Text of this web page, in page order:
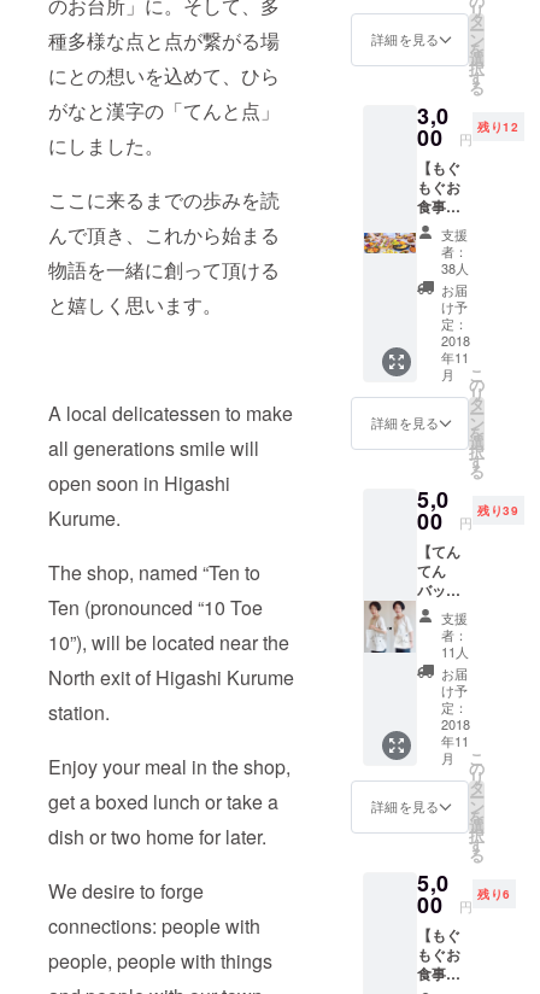
のお台所」に。そして、多
種多様な点と点が繋がる場
にとの想いを込めて、ひら
がなと漢字の「てんと点」
にしました。
ここに来るまでの歩みを読
んで頂き、これから始まる
物語を一緒に創って頂ける
と嬉しく思います。
A local delicatessen to make
all generations smile will
open soon in Higashi
Kurume.
The shop, named “Ten to
Ten (pronounced “10 Toe
10”), will be located near the
North exit of Higashi Kurume
station.
Enjoy your meal in the shop,
get a boxed lunch or take a
dish or two home for later.
We desire to forge
connections: people with
people, people with things
ステッ
カー を
お届け
いたし
11月以
降順次
発送予
定で
す。 ※
グッズ
は一部
仕様変
更とな
る場合
がござ
いま
す。
詳細を見る
リ
タ
ー
ン
を
選
択
す
る
3,0
00 円
残り12
【もぐ
もぐお
食事券
コー
ス
3,000円
分】 ①
お食事
券3,000
円分 ・
てんと
点でお
好き
な お
弁当・
定食・
菜 に
記載の
金額分
お使い
頂ける
お食事
券で
す。 ・
使用期
限はあ
りませ
ん。 ②
てん
ちゃん
ステッ
カー を
お届け
降順次
発送予
定で
す。
支援
者：
38人
お届
け予
定：
2018
年11
月
詳細を見る
こ
の
リ
タ
ー
ン
を
選
択
す
る
5,0
00 円
残り39
【てん
てん
バッグ
コー
ス】 ①
キャン
バス
トート
バッグ
かサ
コッ
シュ
バック
のどち
らか一
点をお
ます。
・お好
きな方
をお選
びいた
だき
支援
者：
11人
お届
け予
定：
2018
年11
月
詳細を見る
こ
の
リ
タ
ー
ン
を
選
択
す
る
5,0
00 円
残り6
【もぐ
もぐお
食事券